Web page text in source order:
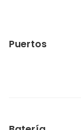
Puertos